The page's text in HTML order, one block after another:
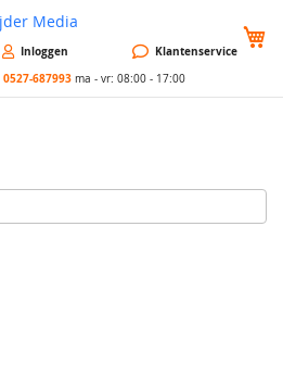
Inloggen Klantenservice
0527-687993 ma - vr: 08:00 - 17:00